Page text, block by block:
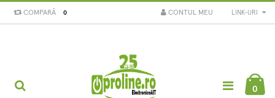
COMPARĂ 0 LINK-URI
CONTUL MEU
0